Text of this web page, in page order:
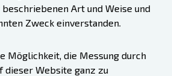
Art und Weise und
Zweck einverstanden.
Möglichkeit, die Messung durch
dieser Website ganz zu